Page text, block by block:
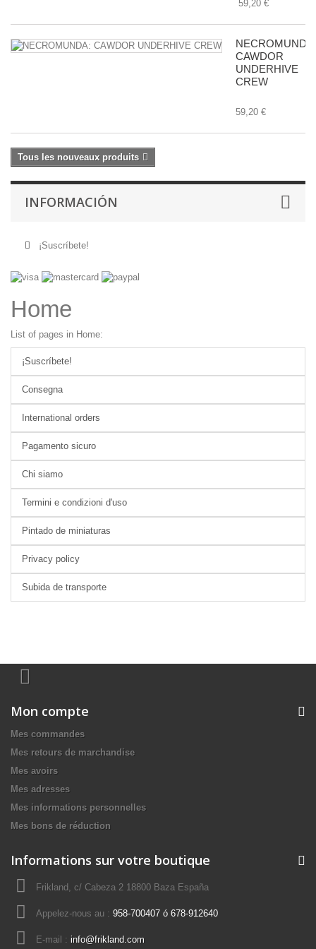
59,20 €
NECROMUNDA:
CAWDOR
UNDERHIVE
CREW
59,20 €
Tous les nouveaux produits
INFORMACIÓN
¡Suscríbete!
Home
List of pages in Home:
¡Suscríbete!
Consegna
International orders
Pagamento sicuro
Chi siamo
Termini e condizioni d'uso
Pintado de miniaturas
Privacy policy
Subida de transporte
Mon compte
Mes commandes
Mes retours de marchandise
Mes avoirs
Mes adresses
Mes informations personnelles
Mes bons de réduction
Informations sur votre boutique
Frikland, c/ Cabeza 2 18800 Baza España
Appelez-nous au : 958-700407 ó 678-912640
E-mail : info@frikland.com